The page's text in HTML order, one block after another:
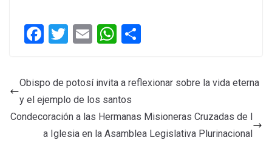
F
ce
b
o
o
T
er
E
ail
W
s
A
p
m
p
ar
tir
Obispo de potosí invita a reflexionar sobre la vida eterna
y el ejemplo de los santos
Condecoración a las Hermanas Misioneras Cruzadas de l
a Iglesia en la Asamblea Legislativa Plurinacional